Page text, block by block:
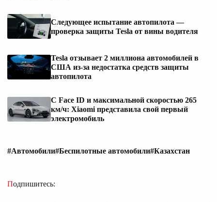
Следующее испытание автопилота —
проверка защиты Tesla от вины водителя
Tesla отзывает 2 миллиона автомобилей в
США из-за недостатка средств защиты
автопилота
С Face ID и максимальной скоростью 265
км/ч: Xiaomi представила свой первый
электромобиль
#Автомобили#Беспилотные автомобили#Казахстан
Подпишитесь: